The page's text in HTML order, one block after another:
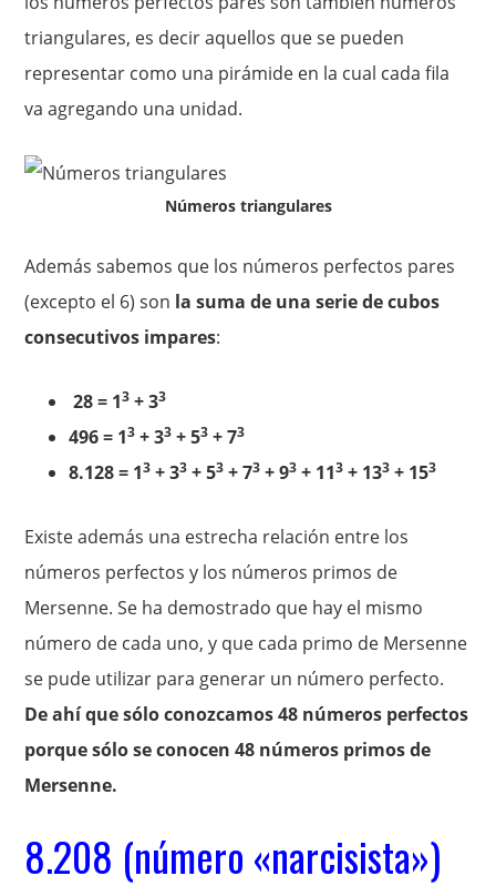
triangulares, es decir aquellos que se pueden
representar como una pirámide en la cual cada fila
va agregando una unidad.
Números triangulares
Además sabemos que los números perfectos pares
(excepto el 6) son la suma de una serie de cubos
consecutivos impares:
28 = 13 + 33
496 = 13 + 33 + 53 + 73
8.128 = 13 + 33 + 53 + 73 + 93 + 113 + 133 + 153
Existe además una estrecha relación entre los
números perfectos y los números primos de
Mersenne. Se ha demostrado que hay el mismo
número de cada uno, y que cada primo de Mersenne
se pude utilizar para generar un número perfecto.
De ahí que sólo conozcamos 48 números perfectos
porque sólo se conocen 48 números primos de
Mersenne.
8.208 (número «narcisista»)